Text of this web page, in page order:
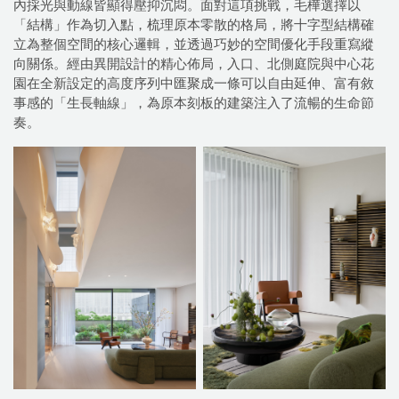
內採光與動線皆顯得壓抑沉悶。面對這項挑戰，毛樺選擇以
「結構」作為切入點，梳理原本零散的格局，將十字型結構確
立為整個空間的核心邏輯，並透過巧妙的空間優化手段重寫縱
向關係。經由異開設計的精心佈局，入口、北側庭院與中心花
園在全新設定的高度序列中匯聚成一條可以自由延伸、富有敘
事感的「生長軸線」，為原本刻板的建築注入了流暢的生命節
奏。